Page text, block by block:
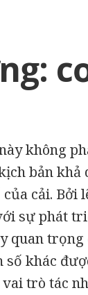
không
bản
cải. Bởi
sự phát
quan
số khác
trò tác